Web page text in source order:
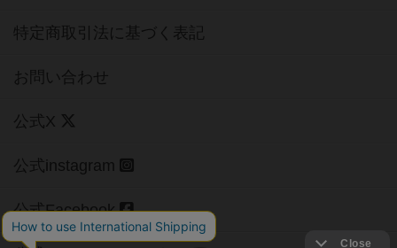
特定商取引法に基づく表記
お問い合わせ
公式X
公式instagram
公式Facebook